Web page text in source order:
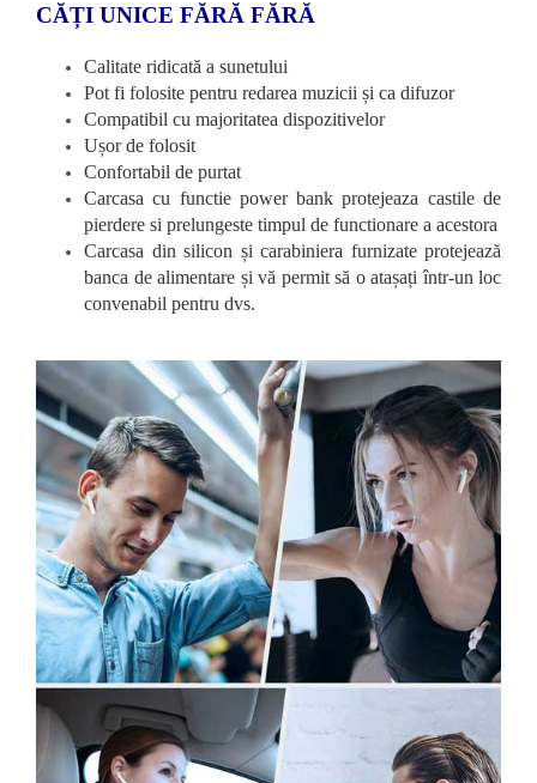
CĂȚI UNICE FĂRĂ FĂRĂ
Calitate ridicată a sunetului
Pot fi folosite pentru redarea muzicii și ca difuzor
Compatibil cu majoritatea dispozitivelor
Ușor de folosit
Confortabil de purtat
Carcasa cu functie power bank protejeaza castile de
pierdere si prelungeste timpul de functionare a acestora
Carcasa din silicon și carabiniera furnizate protejează
banca de alimentare și vă permit să o atașați într-un loc
convenabil pentru dvs.